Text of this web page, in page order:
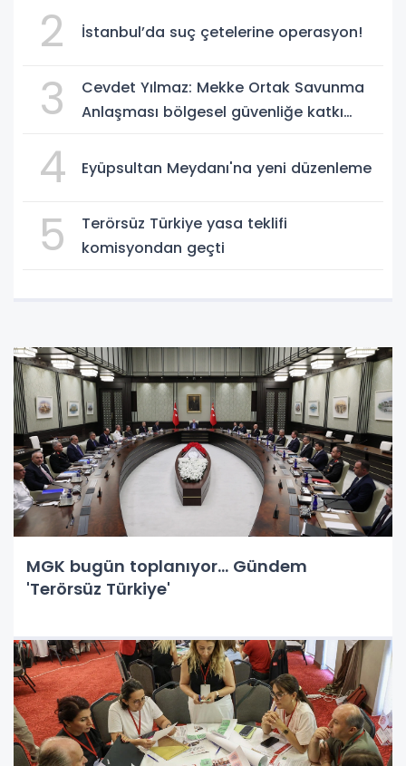
2 İstanbul’da suç çetelerine operasyon!
3
Cevdet Yılmaz: Mekke Ortak Savunma
Anlaşması bölgesel güvenliğe katkı
4 Eyüpsultan Meydanı'na yeni düzenleme
5
Terörsüz Türkiye yasa teklifi
komisyondan geçti
MGK bugün toplanıyor... Gündem
'Terörsüz Türkiye'